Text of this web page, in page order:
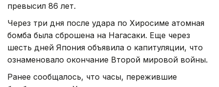
превысил 86 лет.
Через три дня после удара по Хиросиме атомная
бомба была сброшена на Нагасаки. Еще через
шесть дней Япония объявила о капитуляции, что
ознаменовало окончание Второй мировой войны.
Ранее сообщалось, что часы, пережившие